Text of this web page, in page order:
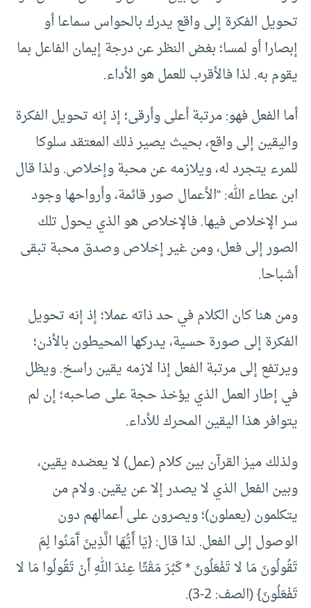
تحويل الفكرة إلى واقع يدرك بالحواس سماعا أو
إبصارا أو لمسا؛ بغض النظر عن درجة إيمان الفاعل بما
يقوم به. لذا فالأقرب للعمل هو الأداء.
أما الفعل فهو: مرتبة أعلى وأرقى؛ إذ إنه تحويل الفكرة
واليقين إلى واقع، بحيث يصير ذلك المعتقد سلوكا
للمرء يتجرد له، ويلازمه عن محبة وإخلاص. ولذا قال
ابن عطاء الله: “الأعمال صور قائمة، وأرواحها وجود
سر الإخلاص فيها. فالإخلاص هو الذي يحول تلك
الصور إلى فعل، ومن غير إخلاص وصدق محبة تبقى
أشباحا.
ومن هنا كان الكلام في حد ذاته عملا؛ إذ إنه تحويل
الفكرة إلى صورة حسية، يدركها المحيطون بالأذن؛
ويرتفع إلى مرتبة الفعل إذا لازمه يقين راسخ. ويظل
في إطار العمل الذي يؤخذ حجة على صاحبه؛ إن لم
يتوافر هذا اليقين المحرك للأداء.
ولذلك ميز القرآن بين كلام (عمل) لا يعضده يقين،
وبين الفعل الذي لا يصدر إلا عن يقين. ولام من
يتكلمون (يعملون)؛ ويصرون على أعمالهم دون
الوصول إلى الفعل. لذا قال: {يَا أَيُّهَا الَّذِينَ آَمَنُوا لِمَ
تَقُولُونَ مَا لا تَفْعَلُونَ * كَبُرَ مَقْتًا عِنْدَ اللهِ أَنْ تَقُولُوا مَا لا
تَفْعَلُونَ} (الصف: 2-3).